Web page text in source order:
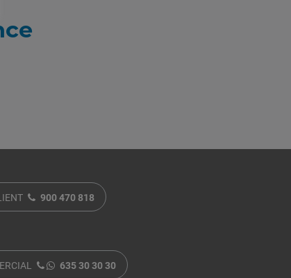
900 470 818
635 30 30 30